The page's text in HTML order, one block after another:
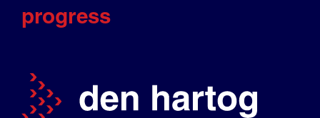
progress